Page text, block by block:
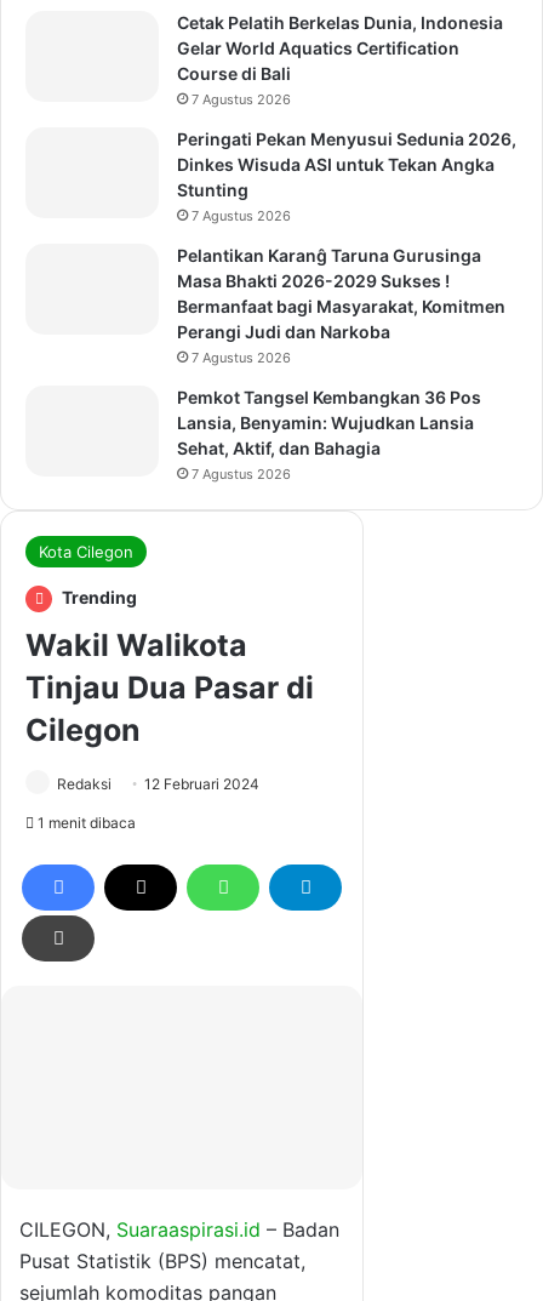
Cetak Pelatih Berkelas Dunia, Indonesia
Gelar World Aquatics Certification
Course di Bali
7 Agustus 2026
Peringati Pekan Menyusui Sedunia 2026,
Dinkes Wisuda ASI untuk Tekan Angka
Stunting
7 Agustus 2026
Pelantikan Karanĝ Taruna Gurusinga
Masa Bhakti 2026-2029 Sukses !
Bermanfaat bagi Masyarakat, Komitmen
Perangi Judi dan Narkoba
7 Agustus 2026
Pemkot Tangsel Kembangkan 36 Pos
Lansia, Benyamin: Wujudkan Lansia
Sehat, Aktif, dan Bahagia
7 Agustus 2026